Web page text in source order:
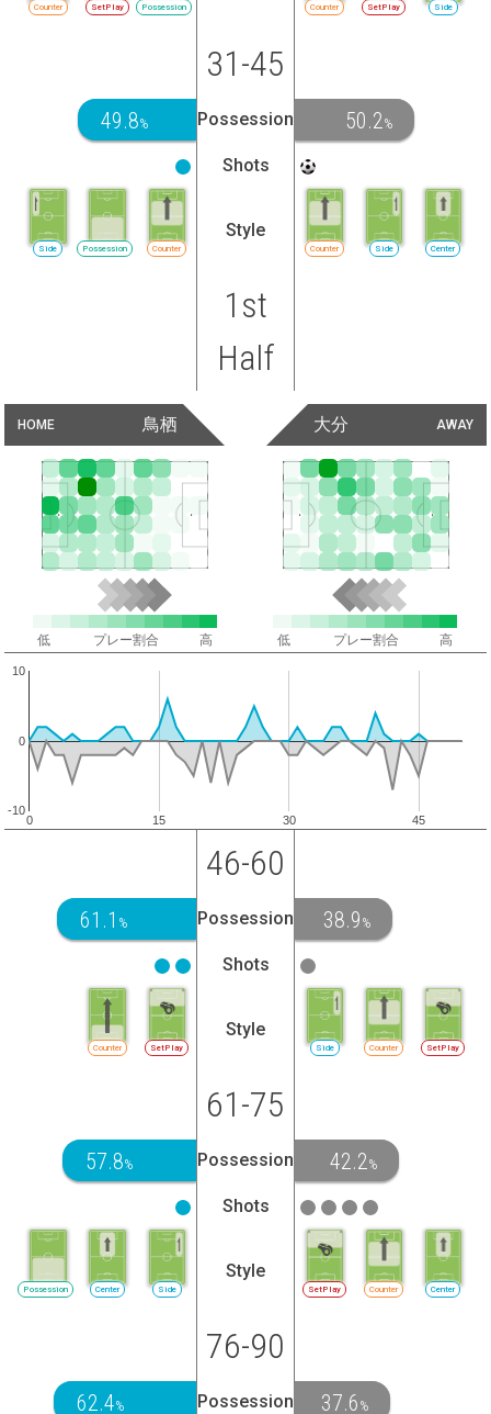
Possession
SetPlay
Counter Counter SetPlay Side
31-45
49.8% Possession 50.2%
Shots
Counter
Possession
Side
Style
Counter Side Center
1st
Half
HOME 鳥栖 AWAY
大分
低 プレー割合 高 低 プレー割合 高
0 15 30 45
-10
0
10
46-60
61.1 % Possession 38.9 %
Shots
SetPlay
Counter
Style
Side Counter SetPlay
61-75
57.8% Possession 42.2%
Shots
Side
Center
Possession
Style
SetPlay Counter Center
76-90
62.4% Possession 37.6 %